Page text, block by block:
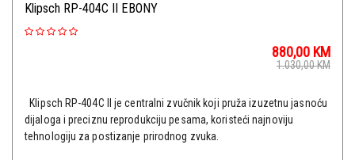
Klipsch RP-404C II EBONY
880,00 KM
1.030,00KM
Klipsch RP-404C II je centralni zvučnik koji pruža izuzetnu jasnoću
dijaloga i preciznu reprodukciju pesama, koristeći najnoviju
tehnologiju za postizanje prirodnog zvuka.